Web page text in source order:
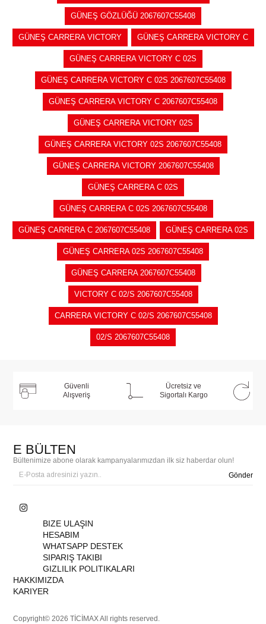
GÜNEŞ GÖZLÜĞÜ 2067607C55408
GÜNEŞ CARRERA VICTORY GÜNEŞ CARRERA VICTORY C
GÜNEŞ CARRERA VICTORY C 02S
GÜNEŞ CARRERA VICTORY C 02S 2067607C55408
GÜNEŞ CARRERA VICTORY C 2067607C55408
GÜNEŞ CARRERA VICTORY 02S
GÜNEŞ CARRERA VICTORY 02S 2067607C55408
GÜNEŞ CARRERA VICTORY 2067607C55408
GÜNEŞ CARRERA C 02S
GÜNEŞ CARRERA C 02S 2067607C55408
GÜNEŞ CARRERA C 2067607C55408 GÜNEŞ CARRERA 02S
GÜNEŞ CARRERA 02S 2067607C55408
GÜNEŞ CARRERA 2067607C55408
VICTORY C 02/S 2067607C55408
CARRERA VICTORY C 02/S 2067607C55408
02/S 2067607C55408
Güvenli
Alışveriş
Ücretsiz ve
Sigortalı Kargo
E BÜLTEN
Bültenimize abone olarak kampanyalarımızdan ilk siz haberdar olun!
Gönder
BIZE ULAŞIN
HESABIM
WHATSAPP DESTEK
SIPARIŞ TAKIBI
GIZLILIK POLITIKALARI
HAKKIMIZDA
KARIYER
Copyright© 2026 TİCİMAX All rights reserved.